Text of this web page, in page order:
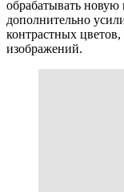
обрабатывать
дополнительно
контрастных
изображений.